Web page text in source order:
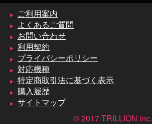
ご利用案内
よくあるご質問
お問い合わせ
利用契約
プライバシーポリシー
対応機種
特定商取引法に基づく表示
購入履歴
サイトマップ
© 2017 TRILLION inc.